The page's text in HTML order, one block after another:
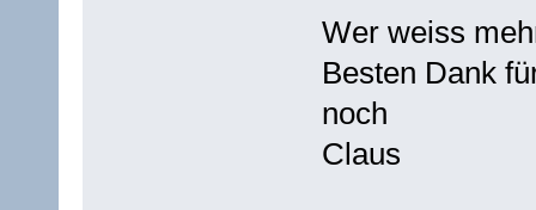
Wer weiss
Besten Dank
noch
Claus